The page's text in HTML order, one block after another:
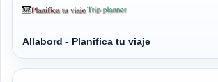
Allabord - Planifica tu viaje